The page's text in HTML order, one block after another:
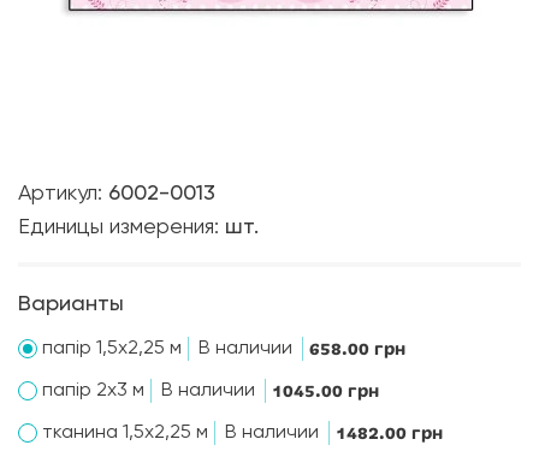
Артикул: 6002-0013
Единицы измерения: шт.
Варианты
папір 1,5х2,25 м В наличии 658.00 грн
папір 2х3 м В наличии 1045.00 грн
тканина 1,5х2,25 м В наличии 1482.00 грн